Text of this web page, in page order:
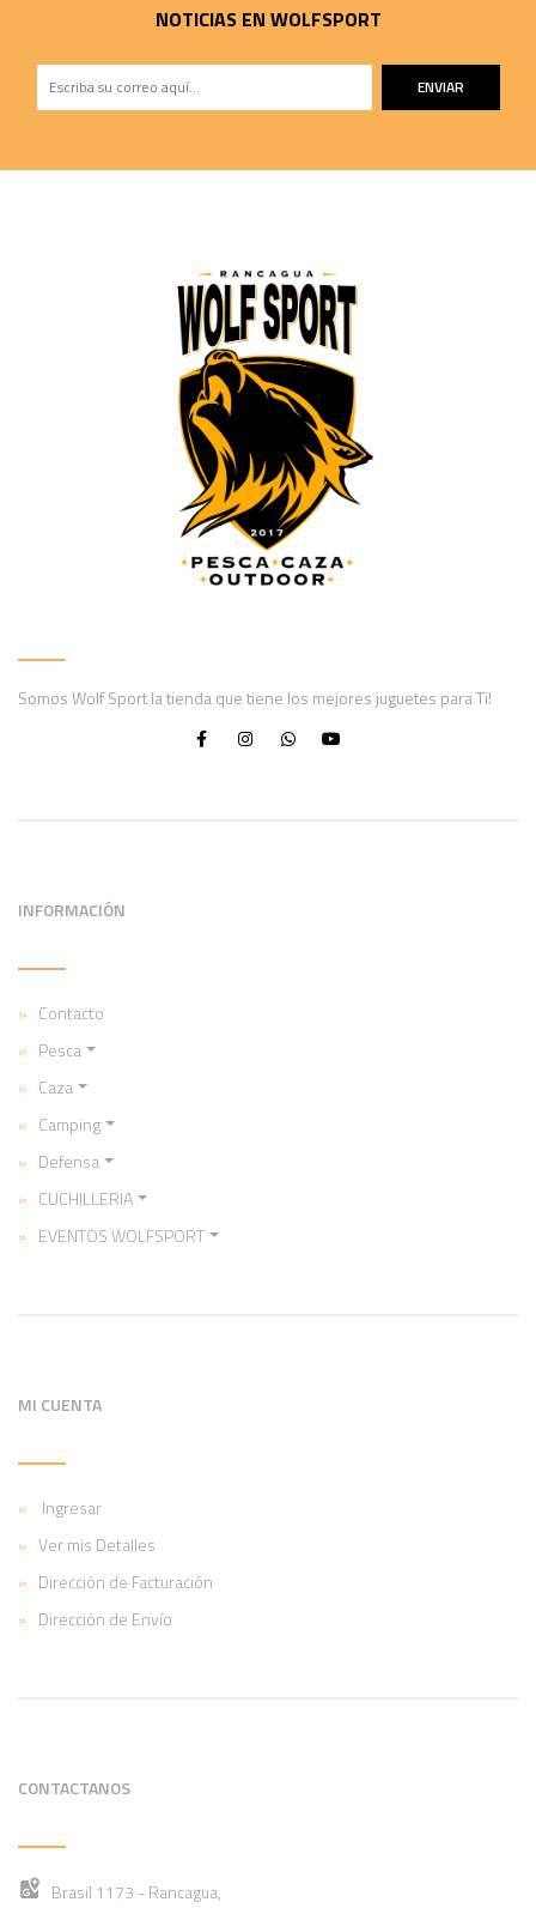
NOTICIAS EN WOLFSPORT
ENVIAR
Somos Wolf Sport la tienda que tiene los mejores juguetes para Ti!
INFORMACIÓN
Contacto
Pesca
Caza
Camping
Defensa
CUCHILLERIA
EVENTOS WOLFSPORT
MI CUENTA
Ingresar
Ver mis Detalles
Dirección de Facturación
Dirección de Envío
CONTACTANOS
Brasil 1173 - Rancagua,